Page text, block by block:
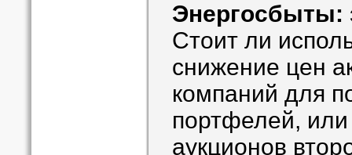
Энергосбыты:
Стоит ли
снижение цен
компаний для
портфелей, или
аукционов